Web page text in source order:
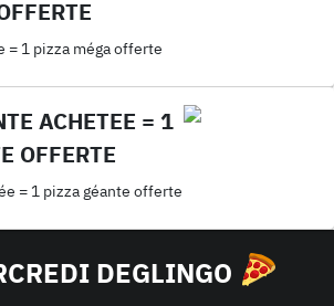
= 1 pizza méga offerte
ACHETEE = 1
OFFERTE
= 1 pizza géante offerte
DEGLINGO